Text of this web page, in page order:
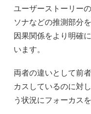
ユーザーストーリー
ソナなどの推測部分
因果関係をより明確
います。
両者の違いとして前
カスしているのに対
う状況にフォーカス